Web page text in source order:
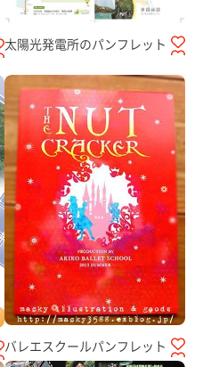
太陽光発電所のパンフレット
バレエスクールパンフレット